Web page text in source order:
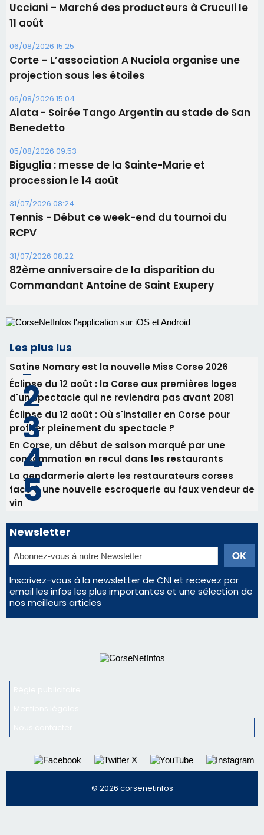
05/08/2026 09:53
Biguglia : messe de la Sainte-Marie et
procession le 14 août
31/07/2026 08:24
Tennis - Début ce week-end du tournoi du
RCPV
31/07/2026 08:22
82ème anniversaire de la disparition du
Commandant Antoine de Saint Exupery
Les plus lus
Satine Nomary est la nouvelle Miss Corse 2026
d'un spectacle qui ne reviendra pas avant 2081
Éclipse du 12 août : Où s'installer en Corse pour
profiter pleinement du spectacle ?
consommation en recul dans les restaurants
face à une nouvelle escroquerie au faux vendeur de
vin
Newsletter
Inscrivez-vous à la newsletter de CNI et recevez par
email les infos les plus importantes et une sélection de
nos meilleurs articles
Régie publicitaire
Nous contacter
© 2026 corsenetinfos